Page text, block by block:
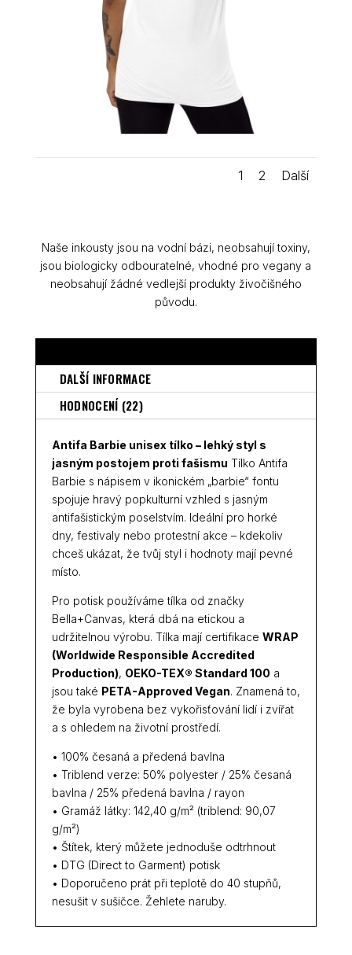
1 2 Další
Naše inkousty jsou na vodní bázi, neobsahují toxiny,
jsou biologicky odbouratelné, vhodné pro vegany a
neobsahují žádné vedlejší produkty živočišného
původu.
DALŠÍ INFORMACE
HODNOCENÍ (22)
Antifa Barbie unisex tílko – lehký styl s
jasným postojem proti fašismu Tílko Antifa
Barbie s nápisem v ikonickém „barbie“ fontu
spojuje hravý popkulturní vzhled s jasným
antifašistickým poselstvím. Ideální pro horké
dny, festivaly nebo protestní akce – kdekoliv
chceš ukázat, že tvůj styl i hodnoty mají pevné
místo.
Pro potisk používáme tílka od značky
Bella+Canvas, která dbá na etickou a
udržitelnou výrobu. Tílka mají certifikace WRAP
(Worldwide Responsible Accredited
Production), OEKO-TEX® Standard 100 a
jsou také PETA-Approved Vegan. Znamená to,
že byla vyrobena bez vykořisťování lidí i zvířat
a s ohledem na životní prostředí.
• 100% česaná a předená bavlna
• Triblend verze: 50% polyester / 25% česaná
bavlna / 25% předená bavlna / rayon
• Gramáž látky: 142,40 g/m² (triblend: 90,07
g/m²)
• Štítek, který můžete jednoduše odtrhnout
• DTG (Direct to Garment) potisk
• Doporučeno prát při teplotě do 40 stupňů,
nesušit v sušičce. Žehlete naruby.